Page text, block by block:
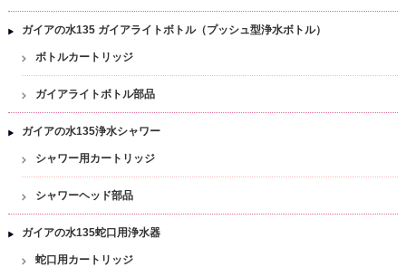
ガイアの水135 ガイアライトボトル（プッシュ型浄水ボトル）
ボトルカートリッジ
ガイアライトボトル部品
ガイアの水135浄水シャワー
シャワー用カートリッジ
シャワーヘッド部品
ガイアの水135蛇口用浄水器
蛇口用カートリッジ